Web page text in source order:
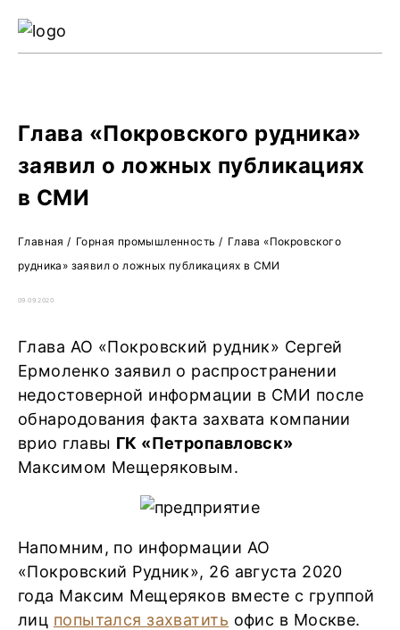
Глава «Покровского рудника»
заявил о ложных публикациях
в СМИ
Главная / Горная промышленность / Глава «Покровского
рудника» заявил о ложных публикациях в СМИ
09.09.2020
Глава АО «Покровский рудник» Сергей
Ермоленко заявил о распространении
недостоверной информации в СМИ после
обнародования факта захвата компании
врио главы ГК «Петропавловск»
Максимом Мещеряковым.
Напомним, по информации АО
«Покровский Рудник», 26 августа 2020
года Максим Мещеряков вместе с группой
лиц попытался захватить офис в Москве.